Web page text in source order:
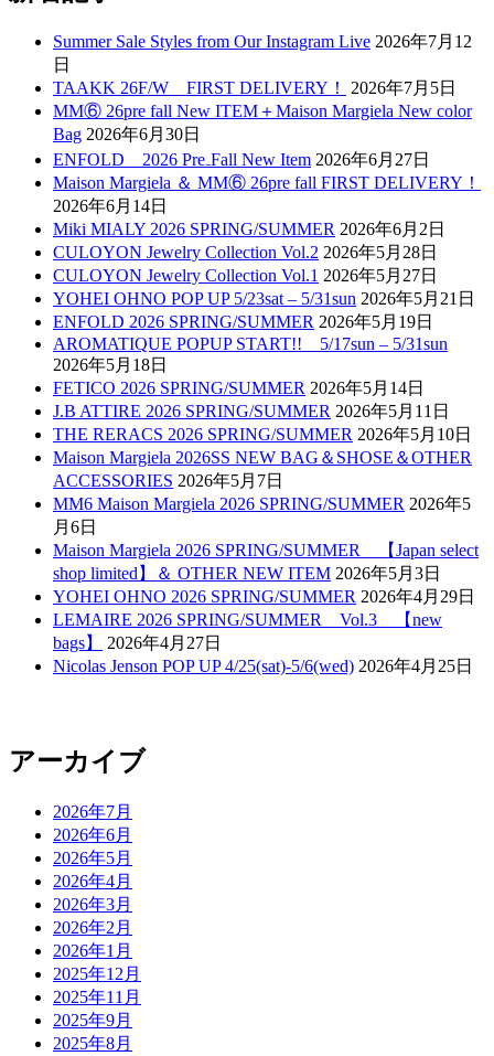
Summer Sale Styles from Our Instagram Live 2026年7月12
日
TAAKK 26F/W FIRST DELIVERY！
2026年7月5日
MM⑥ 26pre fall New ITEM＋Maison Margiela New color
Bag 2026年6月30日
ENFOLD 2026 Pre₋Fall New Item 2026年6月27日
Maison Margiela ＆ MM⑥ 26pre fall FIRST DELIVERY！
2026年6月14日
Miki MIALY 2026 SPRING/SUMMER 2026年6月2日
CULOYON Jewelry Collection Vol.2 2026年5月28日
CULOYON Jewelry Collection Vol.1 2026年5月27日
YOHEI OHNO POP UP 5/23sat – 5/31sun 2026年5月21日
ENFOLD 2026 SPRING/SUMMER 2026年5月19日
AROMATIQUE POPUP START!! 5/17sun – 5/31sun
2026年5月18日
FETICO 2026 SPRING/SUMMER 2026年5月14日
J.B ATTIRE 2026 SPRING/SUMMER 2026年5月11日
THE RERACS 2026 SPRING/SUMMER 2026年5月10日
Maison Margiela 2026SS NEW BAG＆SHOSE＆OTHER
ACCESSORIES 2026年5月7日
MM6 Maison Margiela 2026 SPRING/SUMMER 2026年5
月6日
Maison Margiela 2026 SPRING/SUMMER 【Japan select
shop limited】＆ OTHER NEW ITEM 2026年5月3日
YOHEI OHNO 2026 SPRING/SUMMER 2026年4月29日
LEMAIRE 2026 SPRING/SUMMER Vol.3 【new
bags】
2026年4月27日
Nicolas Jenson POP UP 4/25(sat)-5/6(wed) 2026年4月25日
アーカイブ
2026年7月
2026年6月
2026年5月
2026年4月
2026年3月
2026年2月
2026年1月
2025年12月
2025年11月
2025年9月
2025年8月